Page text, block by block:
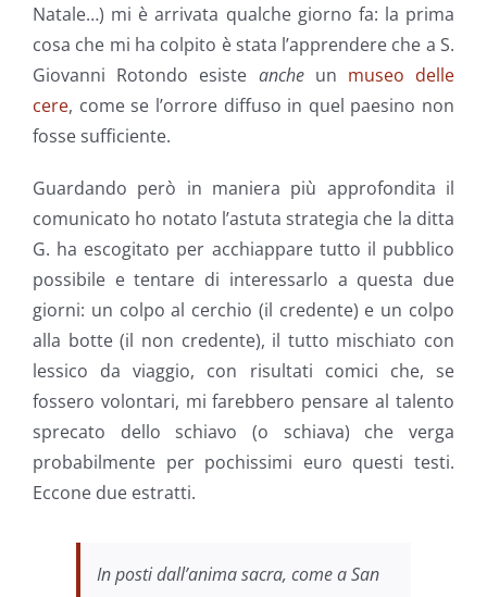
Natale…) mi è arrivata qualche giorno fa: la prima
cosa che mi ha colpito è stata l’apprendere che a S.
Giovanni Rotondo esiste ancheun museo delle
cere, come se l’orrore diffuso in quel paesino non
fosse sufficiente.
Guardando però in maniera più approfondita il
comunicato ho notato l’astuta strategia che la ditta
G. ha escogitato per acchiappare tutto il pubblico
possibile e tentare di interessarlo a questa due
giorni: un colpo al cerchio (il credente) e un colpo
alla botte (il non credente), il tutto mischiato con
lessico da viaggio, con risultati comici che, se
fossero volontari, mi farebbero pensare al talento
sprecato dello schiavo (o schiava) che verga
probabilmente per pochissimi euro questi testi.
Eccone due estratti.
In posti dall’anima sacra, come a San